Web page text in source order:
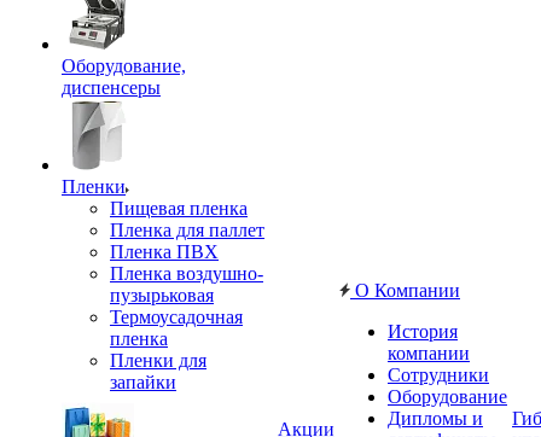
Оборудование,
диспенсеры
Пленки
Пищевая пленка
Пленка для паллет
Пленка ПВХ
Пленка воздушно-
пузырьковая
Термоусадочная
пленка
Пленки для
запайки
Акции
О Компании
История
компании
Сотрудники
Оборудование
Дипломы и